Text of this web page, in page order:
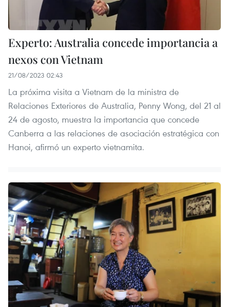
Experto: Australia concede importancia a
nexos con Vietnam
21/08/2023 02:43
La próxima visita a Vietnam de la ministra de
Relaciones Exteriores de Australia, Penny Wong, del 21 al
24 de agosto, muestra la importancia que concede
Canberra a las relaciones de asociación estratégica con
Hanoi, afirmó un experto vietnamita.